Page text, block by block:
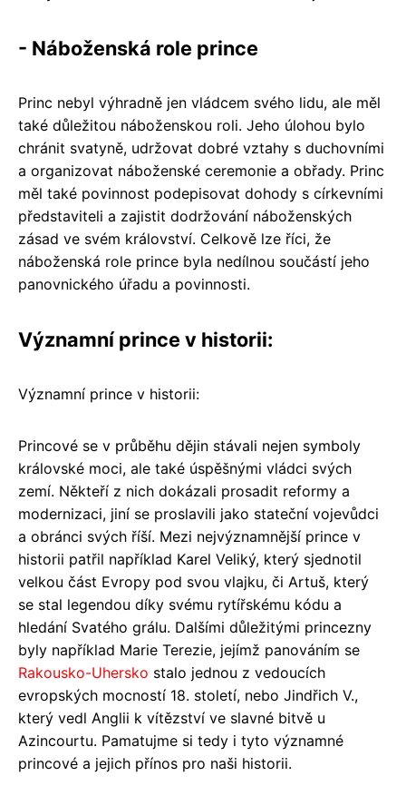
- Náboženská role prince
Princ nebyl výhradně jen vládcem svého lidu, ale měl
také důležitou náboženskou roli. Jeho úlohou bylo
chránit svatyně, udržovat dobré vztahy s duchovními
a organizovat náboženské ceremonie a obřady. Princ
měl také povinnost podepisovat dohody s církevními
představiteli a zajistit dodržování náboženských
zásad ve svém království. Celkově lze říci, že
náboženská role prince byla nedílnou součástí jeho
panovnického úřadu a povinnosti.
Významní prince v historii:
Významní prince v historii:
Princové se v průběhu dějin stávali nejen symboly
královské moci, ale také úspěšnými vládci svých
zemí. Někteří z nich dokázali prosadit reformy a
modernizaci, jiní se proslavili jako stateční vojevůdci
a obránci svých říší. Mezi nejvýznamnější prince v
historii patřil například Karel Veliký, který sjednotil
velkou část Evropy pod svou vlajku, či Artuš, který
se stal legendou díky svému rytířskému kódu a
hledání Svatého grálu. Dalšími důležitými princezny
byly například Marie Terezie, jejímž panováním se
Rakousko-Uhersko stalo jednou z vedoucích
evropských mocností 18. století, nebo Jindřich V.,
který vedl Anglii k vítězství ve slavné bitvě u
Azincourtu. Pamatujme si tedy i tyto významné
princové a jejich přínos pro naši historii.